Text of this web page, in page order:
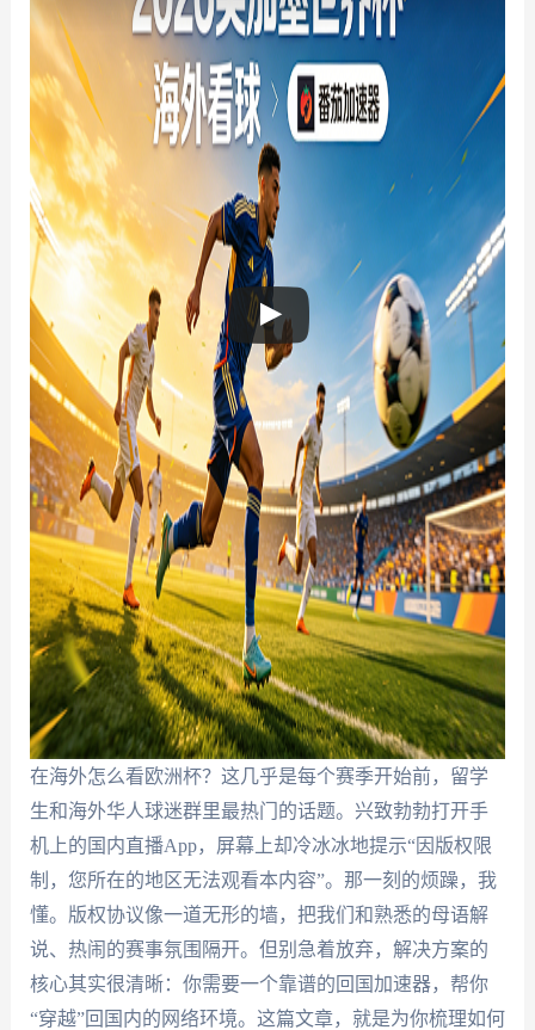
在海外怎么看欧洲杯？这几乎是每个赛季开始前，留学
生和海外华人球迷群里最热门的话题。兴致勃勃打开手
机上的国内直播App，屏幕上却冷冰冰地提示“因版权限
制，您所在的地区无法观看本内容”。那一刻的烦躁，我
懂。版权协议像一道无形的墙，把我们和熟悉的母语解
说、热闹的赛事氛围隔开。但别急着放弃，解决方案的
核心其实很清晰：你需要一个靠谱的回国加速器，帮你
“穿越”回国内的网络环境。这篇文章，就是为你梳理如何